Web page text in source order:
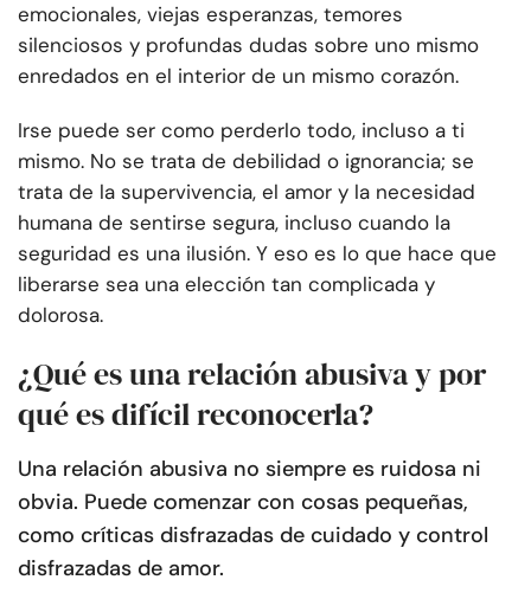
emocionales, viejas esperanzas, temores
silenciosos y profundas dudas sobre uno mismo
enredados en el interior de un mismo corazón.
Irse puede ser como perderlo todo, incluso a ti
mismo. No se trata de debilidad o ignorancia; se
trata de la supervivencia, el amor y la necesidad
humana de sentirse segura, incluso cuando la
seguridad es una ilusión. Y eso es lo que hace que
liberarse sea una elección tan complicada y
dolorosa.
¿Qué es una relación abusiva y por
qué es difícil reconocerla?
Una relación abusiva no siempre es ruidosa ni
obvia. Puede comenzar con cosas pequeñas,
como críticas disfrazadas de cuidado y control
disfrazadas de amor.